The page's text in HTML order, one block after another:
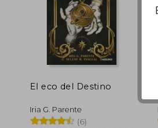
El eco del Destino
Iria G. Parente
(6)